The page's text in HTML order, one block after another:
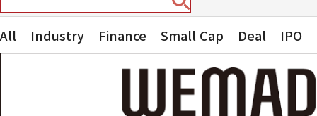
All Industry Finance Small Cap Deal IPO